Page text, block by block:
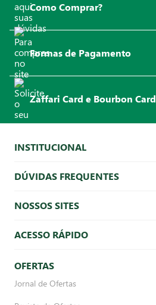
Como Comprar?
Formas de Pagamento
Zaffari Card e Bourbon Card
INSTITUCIONAL
DÚVIDAS FREQUENTES
NOSSOS SITES
ACESSO RÁPIDO
OFERTAS
Jornal de Ofertas